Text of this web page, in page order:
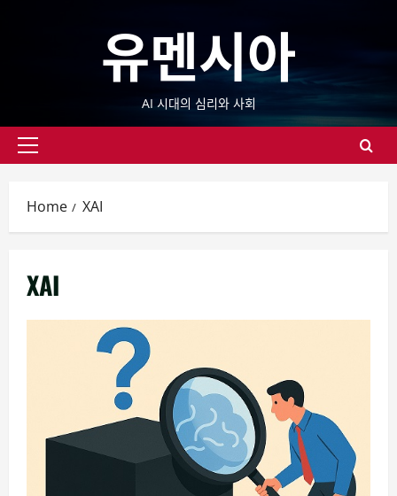
유멘시아
AI 시대의 심리와 사회
Primary
Home XAI
XAI